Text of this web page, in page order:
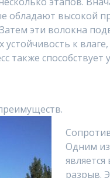
обладают высокой
эти волокна
к
также способствует
Одним
разрыв.